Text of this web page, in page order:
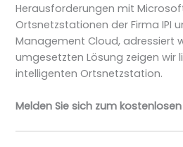
Herausforderungen mit
Ortsnetzstationen der Firma IPI
Management Cloud, adressiert
umgesetzten Lösung zeigen wir
intelligenten Ortsnetzstation.
Melden Sie sich zum